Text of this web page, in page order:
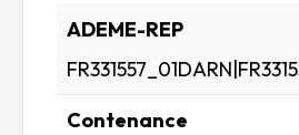
ADEME-REP
Contenance